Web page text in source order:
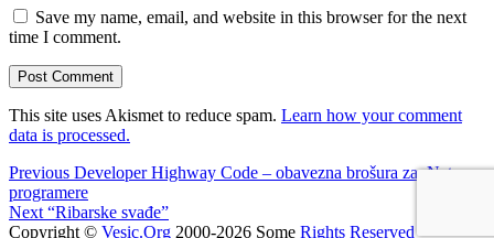
Save my name, email, and website in this browser for the next
time I comment.
This site uses Akismet to reduce spam. Learn how your comment
data is processed.
Post
navigation
Previous Previous
post:
Developer Highway Code – obavezna brošura za .Net
programere
Next Next
post:
“Ribarske svađe”
Copyright © Vesic.Org 2000-2026 Some Rights Reserved